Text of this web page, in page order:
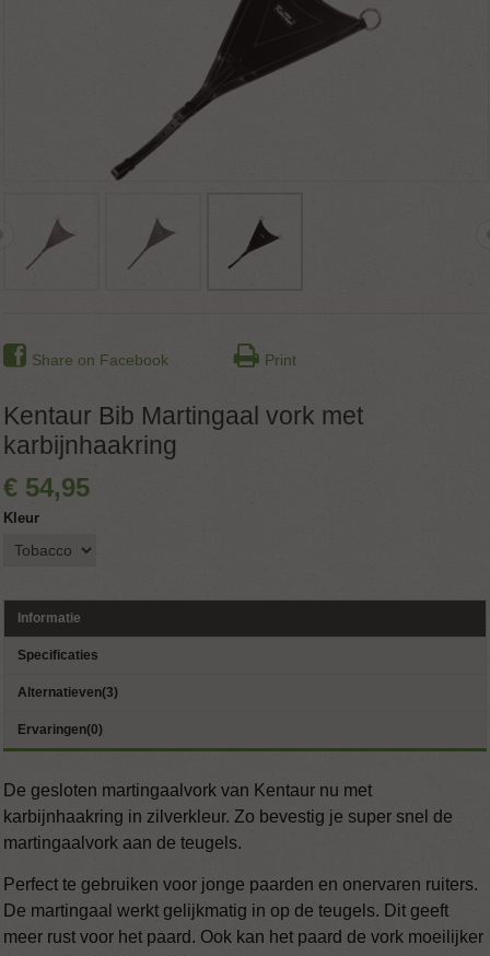
Share on Facebook Print
Kentaur Bib Martingaal vork met
karbijnhaakring
€ 54,95
Kleur
Informatie
Specificaties
Alternatieven(3)
Ervaringen(0)
De gesloten martingaalvork van Kentaur nu met
karbijnhaakring in zilverkleur. Zo bevestig je super snel de
martingaalvork aan de teugels.
Perfect te gebruiken voor jonge paarden en onervaren ruiters.
De martingaal werkt gelijkmatig in op de teugels. Dit geeft
meer rust voor het paard. Ook kan het paard de vork moeilijker